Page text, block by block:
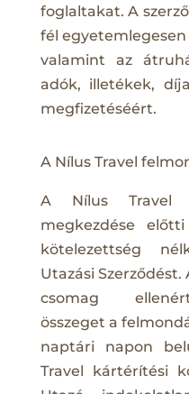
foglaltakat. A
fél
valamint az
adók, illetékek,
megfizetéséért.
A Nílus Travel
A Nílus Travel
megkezdése
kötelezettség
Utazási Szerződést.
csomag
összeget a
naptári napon
Travel kártérítési